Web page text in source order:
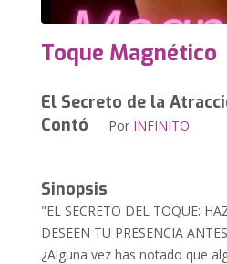
Toque Magnético
El Secreto de la
Contó Por INFINITO
Sinopsis
"EL SECRETO DEL TOQUE:
DESEEN TU PRESENCIA
¿Alguna vez has notado que